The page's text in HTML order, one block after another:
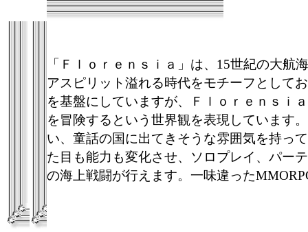
「Ｆｌｏｒｅｎｓｉａ」は、15世紀の大
アスピリット溢れる時代をモチーフとして
を基盤にしていますが、Ｆｌｏｒｅｎｓｉ
を冒険するという世界観を表現しています
い、童話の国に出てきそうな雰囲気を持っ
た目も能力も変化させ、ソロプレイ、パー
の海上戦闘が行えます。一味違った